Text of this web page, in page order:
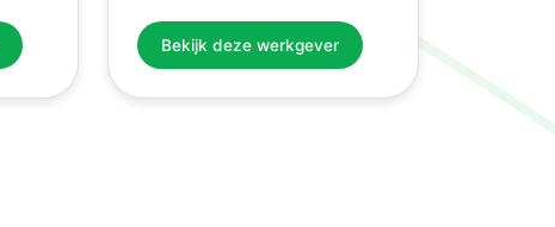
Bekijk deze werkgever